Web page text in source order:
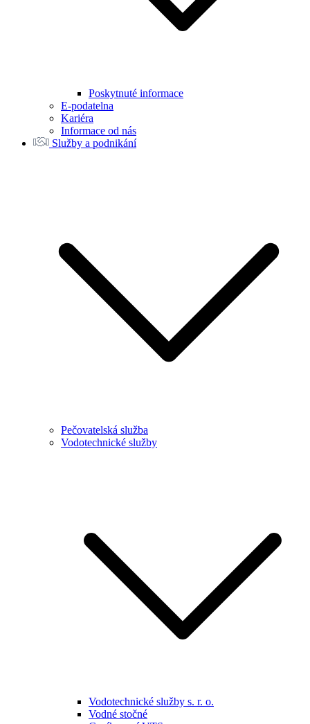
Poskytnuté informace
E-podatelna
Kariéra
Informace od nás
Služby a podnikání
Pečovatelská služba
Vodotechnické služby
Vodotechnické služby s. r. o.
Vodné stočné